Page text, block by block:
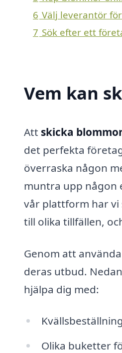
6 Välj leverantör
7 Sök efter ett
Vem kan
Att skicka
det perfekta
överraska någon
muntra upp någon
vår plattform har
till olika tillfällen,
Genom att
deras utbud.
hjälpa dig med:
Olika buketter